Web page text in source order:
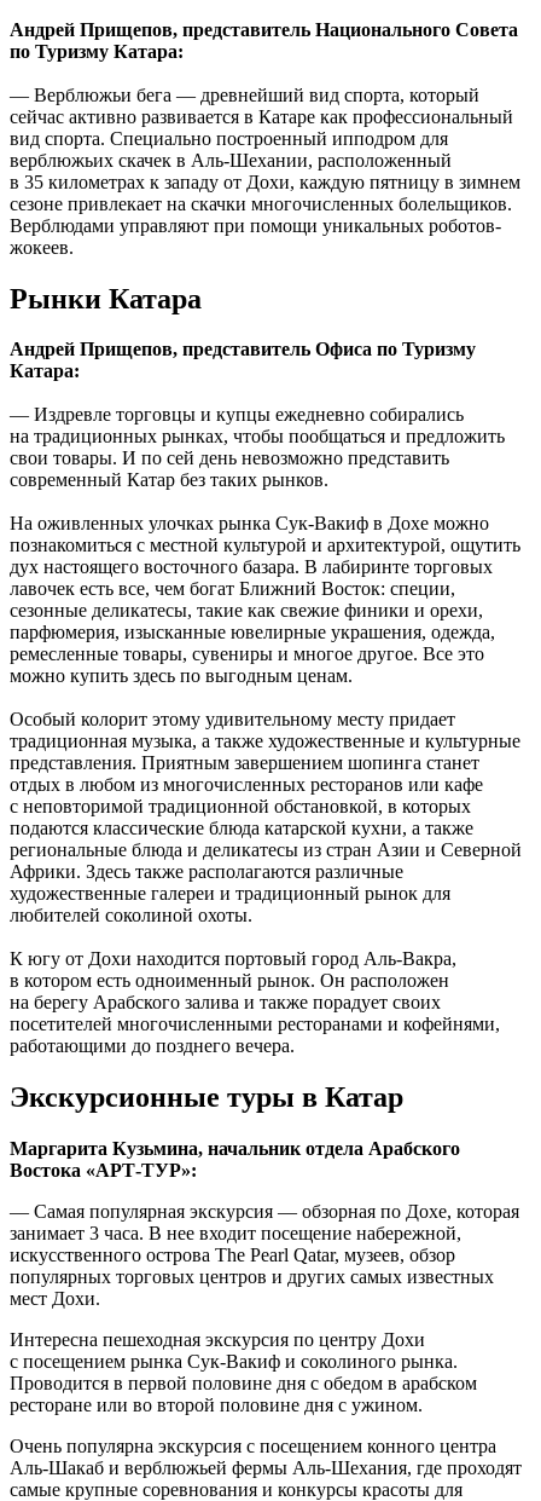
Андрей Прищепов, представитель Национального Совета
по Туризму Катара:
— Верблюжьи бега — древнейший вид спорта, который
сейчас активно развивается в Катаре как профессиональный
вид спорта. Специально построенный ипподром для
верблюжьих скачек в Аль-Шехании, расположенный
в 35 километрах к западу от Дохи, каждую пятницу в зимнем
сезоне привлекает на скачки многочисленных болельщиков.
Верблюдами управляют при помощи уникальных роботов-
жокеев.
Рынки Катара
Андрей Прищепов, представитель Офиса по Туризму
Катара:
— Издревле торговцы и купцы ежедневно собирались
на традиционных рынках, чтобы пообщаться и предложить
свои товары. И по сей день невозможно представить
современный Катар без таких рынков.
На оживленных улочках рынка Сук-Вакиф в Дохе можно
познакомиться с местной культурой и архитектурой, ощутить
дух настоящего восточного базара. В лабиринте торговых
лавочек есть все, чем богат Ближний Восток: специи,
сезонные деликатесы, такие как свежие финики и орехи,
парфюмерия, изысканные ювелирные украшения, одежда,
ремесленные товары, сувениры и многое другое. Все это
можно купить здесь по выгодным ценам.
Особый колорит этому удивительному месту придает
традиционная музыка, а также художественные и культурные
представления. Приятным завершением шопинга станет
отдых в любом из многочисленных ресторанов или кафе
с неповторимой традиционной обстановкой, в которых
подаются классические блюда катарской кухни, а также
региональные блюда и деликатесы из стран Азии и Северной
Африки. Здесь также располагаются различные
художественные галереи и традиционный рынок для
любителей соколиной охоты.
К югу от Дохи находится портовый город Аль-Вакра,
в котором есть одноименный рынок. Он расположен
на берегу Арабского залива и также порадует своих
посетителей многочисленными ресторанами и кофейнями,
работающими до позднего вечера.
Экскурсионные туры в Катар
Маргарита Кузьмина, начальник отдела Арабского
Востока «АРТ-ТУР»:
— Самая популярная экскурсия — обзорная по Дохе, которая
занимает 3 часа. В нее входит посещение набережной,
искусственного острова The Pearl Qatar, музеев, обзор
популярных торговых центров и других самых известных
мест Дохи.
Интересна пешеходная экскурсия по центру Дохи
с посещением рынка Сук-Вакиф и соколиного рынка.
Проводится в первой половине дня с обедом в арабском
ресторане или во второй половине дня с ужином.
Очень популярна экскурсия с посещением конного центра
Аль-Шакаб и верблюжьей фермы Аль-Шехания, где проходят
самые крупные соревнования и конкурсы красоты для